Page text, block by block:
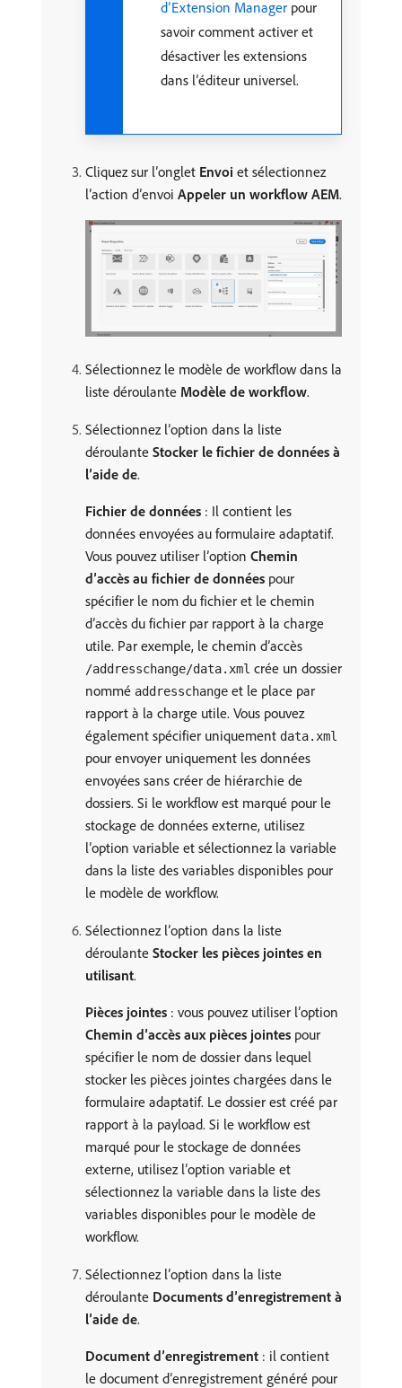
d’Extension Manager pour
savoir comment activer et
désactiver les extensions
dans l’éditeur universel.
Cliquez sur l’onglet Envoi et sélectionnez
l’action d’envoi Appeler un workflow AEM.
Sélectionnez le modèle de workflow dans la
liste déroulante Modèle de workflow.
Sélectionnez l’option dans la liste
déroulante Stocker le fichier de données à
l’aide de.
Fichier de données : Il contient les
données envoyées au formulaire adaptatif.
Vous pouvez utiliser l’option Chemin
d’accès au fichier de données pour
spécifier le nom du fichier et le chemin
d’accès du fichier par rapport à la charge
utile. Par exemple, le chemin d’accès
/addresschange/data.xml crée un dossier
nommé addresschange et le place par
rapport à la charge utile. Vous pouvez
également spécifier uniquement data.xml
pour envoyer uniquement les données
envoyées sans créer de hiérarchie de
dossiers. Si le workflow est marqué pour le
stockage de données externe, utilisez
l’option variable et sélectionnez la variable
dans la liste des variables disponibles pour
le modèle de workflow.
Sélectionnez l’option dans la liste
déroulante Stocker les pièces jointes en
utilisant.
Pièces jointes : vous pouvez utiliser l’option
Chemin d’accès aux pièces jointes pour
spécifier le nom de dossier dans lequel
stocker les pièces jointes chargées dans le
formulaire adaptatif. Le dossier est créé par
rapport à la payload. Si le workflow est
marqué pour le stockage de données
externe, utilisez l’option variable et
sélectionnez la variable dans la liste des
variables disponibles pour le modèle de
workflow.
Sélectionnez l’option dans la liste
déroulante Documents d’enregistrement à
l’aide de.
Document d’enregistrement : il contient
le document d’enregistrement généré pour